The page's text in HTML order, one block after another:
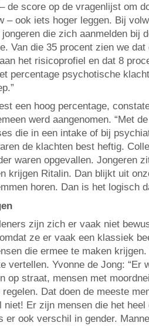
– de score op de vragenlijst om
– ook iets hoger leggen. Bij
jongeren die zich aanmelden bij
Van die 35 procent zien we
het risicoprofiel en dat 8
percentage psychotische
een hoog percentage,
werd aangenomen. “Met
die in een intake of bij
de klachten best heftig.
waren opgevallen. Jongeren
krijgen Ritalin. Dan blijkt uit
horen. Dan is het logisch
zijn zich er vaak niet
ze er vaak een klassiek
die ermee te maken
vertellen. Yvonne de Jong: “Er
op straat, mensen met
regelen. Dat doen de meeste
niet! Er zijn mensen die het
er ook verschil in gender.